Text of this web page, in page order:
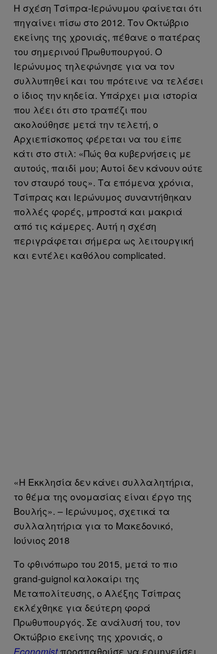
Η σχέση Τσίπρα-Ιερώνυμου φαίνεται ότι
πηγαίνει πίσω στο 2012. Τον Οκτώβριο
εκείνης της χρονιάς, πέθανε ο πατέρας
του σημερινού Πρωθυπουργού. Ο
Ιερώνυμος τηλεφώνησε για να τον
συλλυπηθεί και του πρότεινε να τελέσει
ο ίδιος την κηδεία. Υπάρχει μια ιστορία
που λέει ότι στο τραπέζι που
ακολούθησε μετά την τελετή, ο
Αρχιεπίσκοπος φέρεται να του είπε
κάτι στο στιλ: «Πώς θα κυβερνήσεις με
αυτούς, παιδί μου; Αυτοί δεν κάνουν ούτε
τον σταυρό τους». Τα επόμενα χρόνια,
Τσίπρας και Ιερώνυμος συναντήθηκαν
πολλές φορές, μπροστά και μακριά
από τις κάμερες. Αυτή η σχέση
περιγράφεται σήμερα ως λειτουργική
και εντέλει καθόλου complicated.
«H Εκκλησία δεν κάνει συλλαλητήρια,
το θέμα της ονομασίας είναι έργο της
Βουλής». – Ιερώνυμος, σχετικά τα
συλλαλητήρια για το Μακεδονικό,
Ιούνιος 2018
Το φθινόπωρο του 2015, μετά το πιο
grand-guignol καλοκαίρι της
Μεταπολίτευσης, ο Αλέξης Τσίπρας
εκλέχθηκε για δεύτερη φορά
Πρωθυπουργός. Σε ανάλυσή του, τον
Οκτώβριο εκείνης της χρονιάς, ο
Economistπροσπαθούσε να ερμηνεύσει